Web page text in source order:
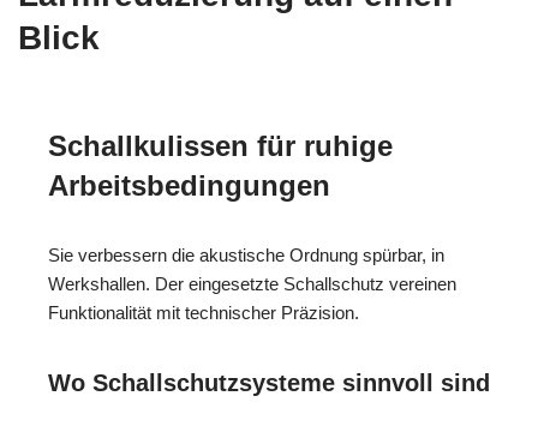
Blick
Schallkulissen für ruhige
Arbeitsbedingungen
Sie verbessern die akustische Ordnung spürbar, in
Werkshallen. Der eingesetzte Schallschutz vereinen
Funktionalität mit technischer Präzision.
Wo Schallschutzsysteme sinnvoll sind